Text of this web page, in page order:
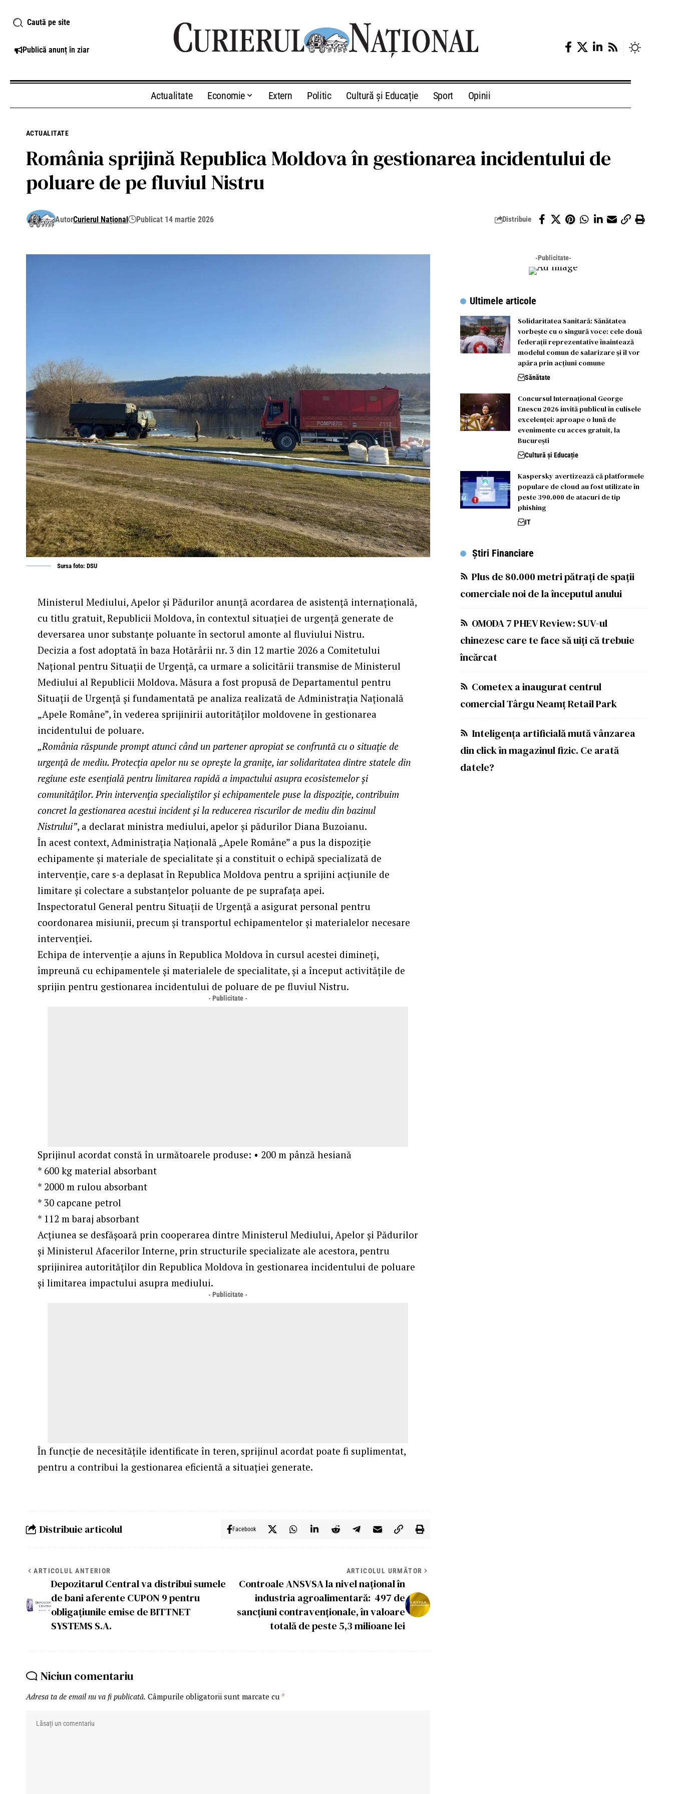
Caută pe site
Publică anunț în ziar
Actualitate Economie Extern Politic Cultură și Educație Sport Opinii
ACTUALITATE
România sprijină Republica Moldova în gestionarea incidentului de
poluare de pe fluviul Nistru
AutorCurierul Național Publicat 14 martie 2026 Distribuie
Sursa foto: DSU
Ministerul Mediului, Apelor și Pădurilor anunță acordarea de asistență internațională,
cu titlu gratuit, Republicii Moldova, în contextul situației de urgență generate de
deversarea unor substanțe poluante în sectorul amonte al fluviului Nistru.
Decizia a fost adoptată în baza Hotărârii nr. 3 din 12 martie 2026 a Comitetului
Național pentru Situații de Urgență, ca urmare a solicitării transmise de Ministerul
Mediului al Republicii Moldova. Măsura a fost propusă de Departamentul pentru
Situații de Urgență și fundamentată pe analiza realizată de Administrația Națională
„Apele Române”, în vederea sprijinirii autorităților moldovene în gestionarea
incidentului de poluare.
„România răspunde prompt atunci când un partener apropiat se confruntă cu o situație de
urgență de mediu. Protecția apelor nu se oprește la granițe, iar solidaritatea dintre statele din
regiune este esențială pentru limitarea rapidă a impactului asupra ecosistemelor și
comunităților. Prin intervenția specialiștilor și echipamentele puse la dispoziție, contribuim
concret la gestionarea acestui incident și la reducerea riscurilor de mediu din bazinul
Nistrului”, a declarat ministra mediului, apelor și pădurilor Diana Buzoianu.
În acest context, Administrația Națională „Apele Române” a pus la dispoziție
echipamente și materiale de specialitate și a constituit o echipă specializată de
intervenție, care s-a deplasat în Republica Moldova pentru a sprijini acțiunile de
limitare și colectare a substanțelor poluante de pe suprafața apei.
Inspectoratul General pentru Situații de Urgență a asigurat personal pentru
coordonarea misiunii, precum și transportul echipamentelor și materialelor necesare
intervenției.
Echipa de intervenție a ajuns în Republica Moldova în cursul acestei dimineți,
împreună cu echipamentele și materialele de specialitate, și a început activitățile de
sprijin pentru gestionarea incidentului de poluare de pe fluviul Nistru.
- Publicitate -
Sprijinul acordat constă în următoarele produse: • 200 m pânză hesiană
* 600 kg material absorbant
* 2000 m rulou absorbant
* 30 capcane petrol
* 112 m baraj absorbant
Acțiunea se desfășoară prin cooperarea dintre Ministerul Mediului, Apelor și Pădurilor
și Ministerul Afacerilor Interne, prin structurile specializate ale acestora, pentru
sprijinirea autorităților din Republica Moldova în gestionarea incidentului de poluare
și limitarea impactului asupra mediului.
- Publicitate -
În funcție de necesitățile identificate în teren, sprijinul acordat poate fi suplimentat,
pentru a contribui la gestionarea eficientă a situației generate.
Distribuie articolul Facebook
ARTICOLUL ANTERIOR
Depozitarul Central va distribui sumele
de bani aferente CUPON 9 pentru
obligațiunile emise de BITTNET
SYSTEMS S.A.
ARTICOLUL URMĂTOR
Controale ANSVSA la nivel național în
industria agroalimentară: 497 de
sancțiuni contravenționale, în valoare
totală de peste 5,3 milioane lei
Niciun comentariu
Adresa ta de email nu va fi publicată. Câmpurile obligatorii sunt marcate cu *
-Publicitate-
Ultimele articole
Solidaritatea Sanitară: Sănătatea
vorbește cu o singură voce: cele două
federații reprezentative înaintează
modelul comun de salarizare și îl vor
apăra prin acțiuni comune
Sănătate
Concursul Internațional George
Enescu 2026 invită publicul în culisele
excelenței: aproape o lună de
evenimente cu acces gratuit, la
București
Cultură și Educație
Kaspersky avertizează că platformele
populare de cloud au fost utilizate în
peste 390.000 de atacuri de tip
phishing
IT
Știri Financiare
Plus de 80.000 metri pătrați de spații
comerciale noi de la începutul anului
OMODA 7 PHEV Review: SUV-ul
chinezesc care te face să uiți că trebuie
încărcat
Cometex a inaugurat centrul
comercial Târgu Neamț Retail Park
Inteligența artificială mută vânzarea
din click în magazinul fizic. Ce arată
datele?